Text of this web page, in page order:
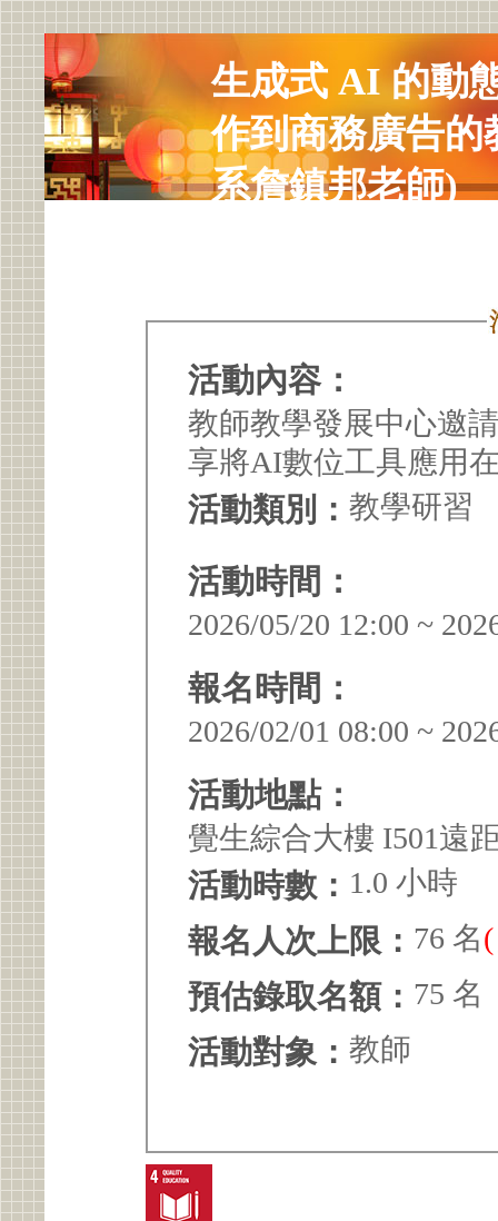
生成式 AI 的動
作到商務廣告
系詹鎮邦老師)
活動內容：
教師教學發展中心邀
享將AI數位工具應用
活動類別： 教學研習
活動時間：
2026/05/20 12:00 ~
報名時間：
2026/02/01 08:00 ~
活動地點：
覺生綜合大樓 I501遠
活動時數： 1.0 小時
報名人次上限： 76 名
預估錄取名額： 75 名
活動對象： 教師